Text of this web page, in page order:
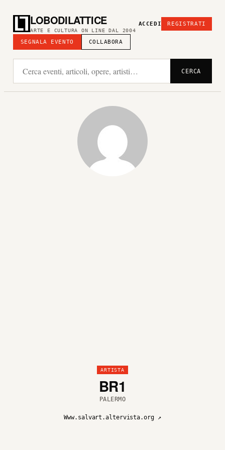
LOBODILATTICE
ARTE E CULTURA ON LINE DAL 2004
SEGNALA EVENTO COLLABORA
ACCEDI REGISTRATI
CERCA
ARTISTA
BR1
PALERMO
Www.salvart.altervista.org ↗